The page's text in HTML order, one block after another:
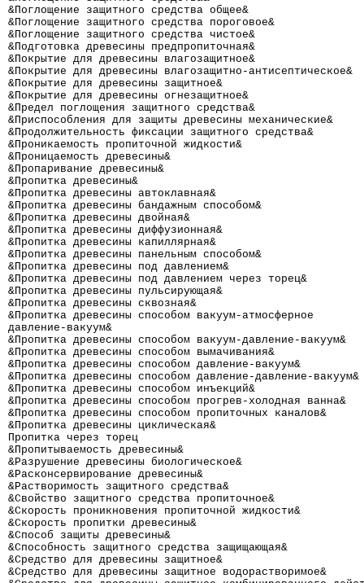
&Поглощение защитного средства общее&
&Поглощение защитного средства пороговое&
&Поглощение защитного средства чистое&
&Подготовка древесины предпропиточная&
&Покрытие для древесины влагозащитное&
&Покрытие для древесины влагозащитно-
&Покрытие для древесины защитное&
&Покрытие для древесины огнезащитное&
&Предел поглощения защитного средства&
&Приспособления для защиты древесины
&Продолжительность фиксации защитного
&Проникаемость пропиточной жидкости&
&Проницаемость древесины&
&Пропаривание древесины&
&Пропитка древесины&
&Пропитка древесины автоклавная&
&Пропитка древесины бандажным способом&
&Пропитка древесины двойная&
&Пропитка древесины диффузионная&
&Пропитка древесины капиллярная&
&Пропитка древесины панельным способом&
&Пропитка древесины под давлением&
&Пропитка древесины под давлением через
&Пропитка древесины пульсирующая&
&Пропитка древесины сквозная&
&Пропитка древесины способом вакуум-
давление-вакуум&
&Пропитка древесины способом вакуум-давление-
&Пропитка древесины способом вымачивания&
&Пропитка древесины способом давление-
&Пропитка древесины способом давление-давление-
&Пропитка древесины способом инъекций&
&Пропитка древесины способом прогрев-холодная
&Пропитка древесины способом пропиточных
&Пропитка древесины циклическая&
Пропитка через торец
&Пропитываемость древесины&
&Разрушение древесины биологическое&
&Расконсервирование древесины&
&Растворимость защитного средства&
&Свойство защитного средства пропиточное&
&Скорость проникновения пропиточной
&Скорость пропитки древесины&
&Способ защиты древесины&
&Способность защитного средства защищающая&
&Средство для древесины защитное&
&Средство для древесины защитное